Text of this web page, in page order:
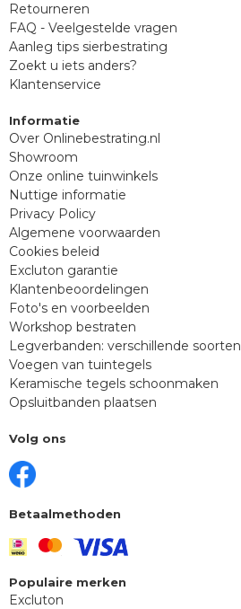
Retourneren
FAQ - Veelgestelde vragen
Aanleg tips sierbestrating
Zoekt u iets anders?
Klantenservice
Informatie
Over Onlinebestrating.nl
Showroom
Onze online tuinwinkels
Nuttige informatie
Privacy Policy
Algemene voorwaarden
Cookies beleid
Excluton garantie
Klantenbeoordelingen
Foto's en voorbeelden
Workshop bestraten
Legverbanden: verschillende soorten
Voegen van tuintegels
Keramische tegels schoonmaken
Opsluitbanden plaatsen
Volg ons
Betaalmethoden
Populaire merken
Excluton